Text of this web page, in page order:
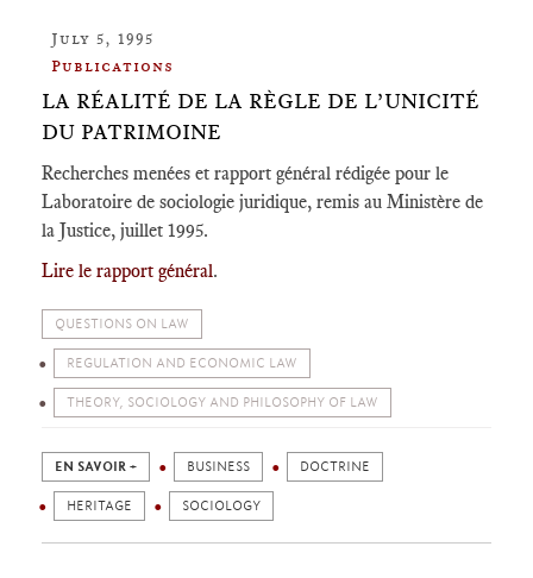
July 5, 1995
Publications
LA RÉALITÉ DE LA RÈGLE DE L’UNICITÉ
DU PATRIMOINE
Recherches menées et rapport général rédigée pour le
Laboratoire de sociologie juridique, remis au Ministère de
la Justice, juillet 1995.
Lire le rapport général.
QUESTIONS ON LAW
REGULATION AND ECONOMIC LAW
THEORY, SOCIOLOGY AND PHILOSOPHY OF LAW
EN SAVOIR + BUSINESS DOCTRINE
HERITAGE SOCIOLOGY